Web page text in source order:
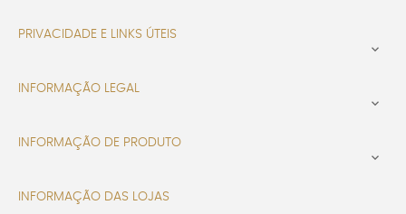
PRIVACIDADE E LINKS ÚTEIS

INFORMAÇÃO LEGAL

INFORMAÇÃO DE PRODUTO

INFORMAÇÃO DAS LOJAS